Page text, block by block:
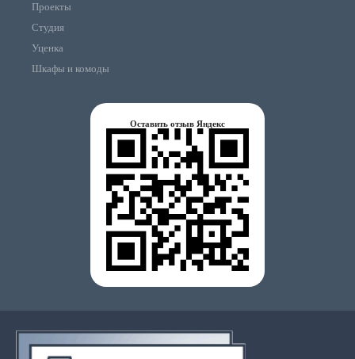
Проекты
Студия
Уценка
Шкафы и комоды
Оставить отзыв Яндекс